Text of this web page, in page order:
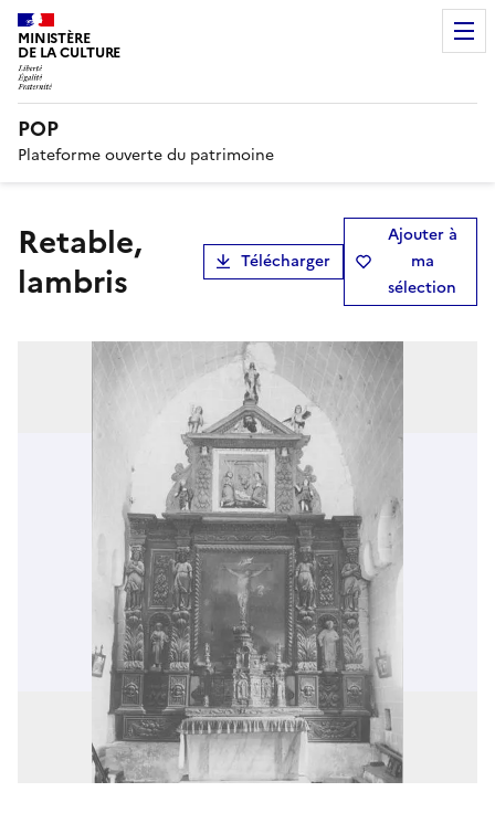
MINISTÈRE
DE LA CULTURE
POP
Plateforme ouverte du patrimoine
retable,
lambris
Télécharger
Ajouter à
ma
sélection